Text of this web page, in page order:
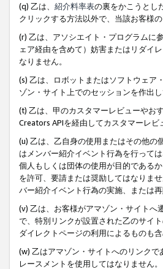
(q) 乙は、 紹介料率表の裏をかこうとし
クリックする方法以外で、当該お客様
(r) 乙は、アソシエイト・プログラムに
ェア経由を含めて）妨害またはリダイ
なりません。
(s) 乙は、ロボットまたはソフトウェア
ゾン・サイト上でのセッションを作出し
(t) 乙は、甲のカスタマーレビューやお
Creators APIを経由してカスタマーレ
(u) 乙は、乙自身の使用またはその他
はメンバー紹介イベント行為を行って
個人もしくは団体の使用が目的である
を許可、要請または奨励してはなりま
バー紹介イベント行為の実施、または
(v) 乙は、お客様がアマゾン・サイトへ
で、特別リンクが設置された乙のサイ
ダイレクトページの利用によるものも
(w) 乙はアマゾン・サイトへのリンク
レースメントを使用してはなりません。